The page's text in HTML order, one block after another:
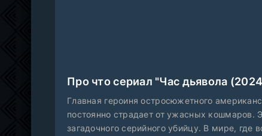
Про что сериал "Час дьявола
Главная героиня остросюжетного
постоянно страдает от ужасных кошмаров.
загадочного серийного убийцу. В мире,